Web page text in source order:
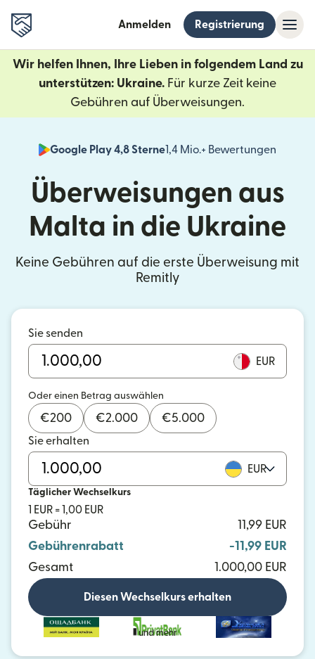
Anmelden Registrierung
Wir helfen Ihnen, Ihre Lieben in folgendem Land zu
unterstützen: Ukraine. Für kurze Zeit keine
Gebühren auf Überweisungen.
Google Play 4,8 Sterne1,4 Mio.+ Bewertungen
Überweisungen aus
Malta in die Ukraine
Keine Gebühren auf die erste Überweisung mit
Remitly
Sie senden
EUR
Oder einen Betrag auswählen
€200 €2.000 €5.000
Sie erhalten
EUR
Täglicher Wechselkurs
1 EUR = 1,00 EUR
Gebühr
11,99 EUR
Gebührenrabatt
-11,99 EUR
Gesamt
1.000,00 EUR
Diesen Wechselkurs erhalten
und mehr